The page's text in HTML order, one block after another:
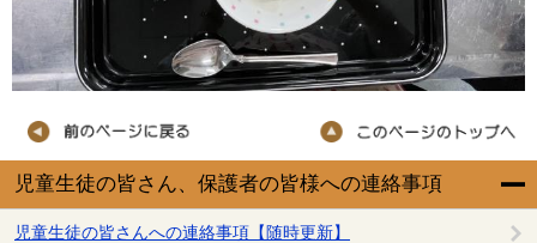
児童生徒の皆さん、保護者の皆様への連絡事項
児童生徒の皆さんへの連絡事項【随時更新】